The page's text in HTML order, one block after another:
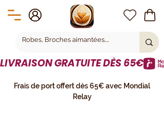
LIVRAISON GRATUITE DÈS 65€
Frais de port offert dès 65€ avec Mondial
Relay